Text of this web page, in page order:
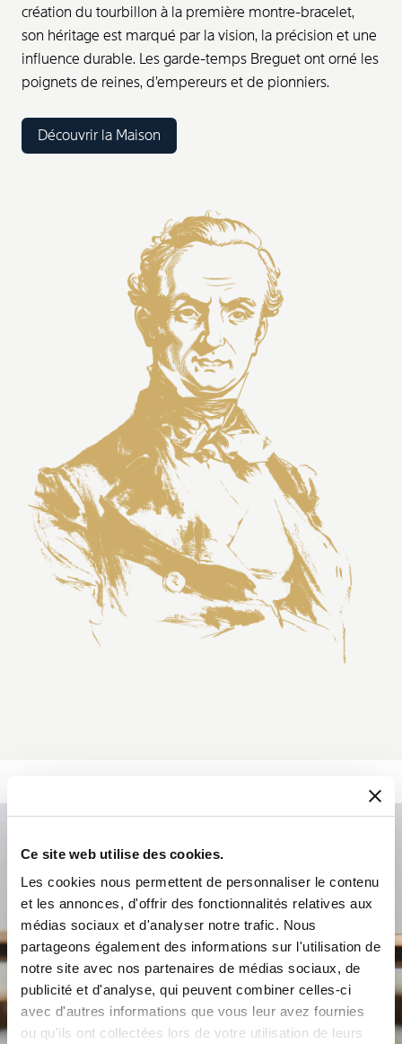
Ce site web utilise des cookies.
Les cookies nous permettent de personnaliser le contenu
et les annonces, d'offrir des fonctionnalités relatives aux
médias sociaux et d'analyser notre trafic. Nous
partageons également des informations sur l'utilisation de
notre site avec nos partenaires de médias sociaux, de
publicité et d'analyse, qui peuvent combiner celles-ci
avec d'autres informations que vous leur avez fournies
ou qu'ils ont collectées lors de votre utilisation de leurs
création du tourbillon à la première montre-bracelet,
son héritage est marqué par la vision, la précision et une
influence durable. Les garde-temps Breguet ont orné les
poignets de reines, d’empereurs et de pionniers.
Découvrir la Maison